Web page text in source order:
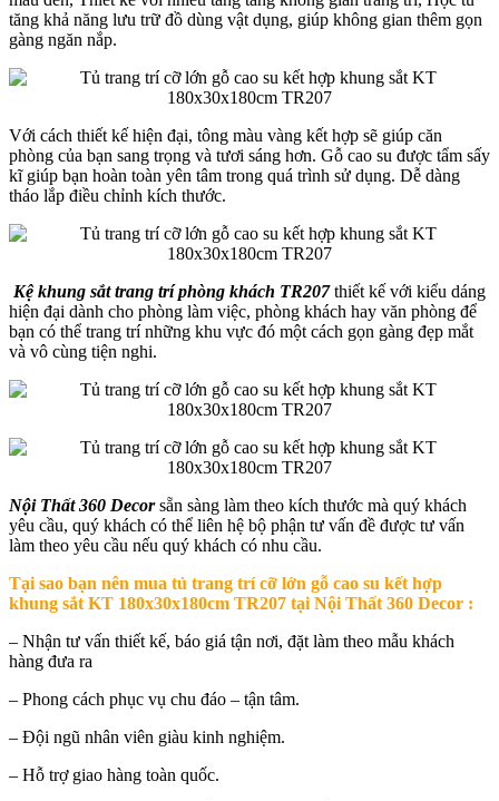
tăng khả năng lưu trữ đồ dùng vật dụng, giúp không gian thêm gọn
gàng ngăn nắp.
Với cách thiết kế hiện đại, tông màu vàng kết hợp sẽ giúp căn
phòng của bạn sang trọng và tươi sáng hơn. Gỗ cao su được tẩm sấy
kĩ giúp bạn hoàn toàn yên tâm trong quá trình sử dụng. Dễ dàng
tháo lắp điều chỉnh kích thước.
Kệ khung sắt trang trí phòng khách TR207thiết kế với kiểu dáng
hiện đại dành cho phòng làm việc, phòng khách hay văn phòng để
bạn có thể trang trí những khu vực đó một cách gọn gàng đẹp mắt
và vô cùng tiện nghi.
Nội Thất 360 Decorsẵn sàng làm theo kích thước mà quý khách
yêu cầu, quý khách có thể liên hệ bộ phận tư vấn đề được tư vấn
làm theo yêu cầu nếu quý khách có nhu cầu.
Tại sao bạn nên mua tủ trang trí cỡ lớn gỗ cao su kết hợp
khung sắt KT 180x30x180cm TR207 tại Nội Thất 360 Decor :
– Nhận tư vấn thiết kế, báo giá tận nơi, đặt làm theo mẫu khách
hàng đưa ra
– Phong cách phục vụ chu đáo – tận tâm.
– Đội ngũ nhân viên giàu kinh nghiệm.
– Hỗ trợ giao hàng toàn quốc.